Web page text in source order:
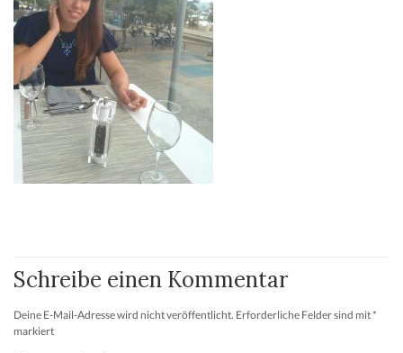
Schreibe einen Kommentar
Deine E-Mail-Adresse wird nicht veröffentlicht. Erforderliche Felder sind mit*
markiert